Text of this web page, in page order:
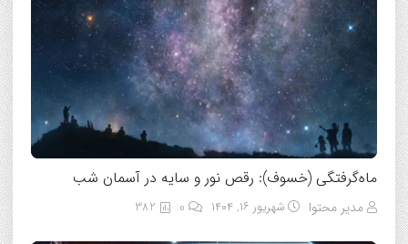
ماه‌گرفتگی (خسوف): رقص نور و سایه در آسمان شب
مدیر محتوا شهریور ۱۶, ۱۴۰۴ 382